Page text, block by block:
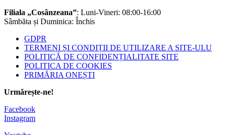
Filiala „Cosânzeana”: Luni-Vineri: 08:00-16:00
Sâmbăta și Duminica: Închis
GDPR
TERMENI ȘI CONDIȚII DE UTILIZARE A SITE-ULU
POLITICĂ DE CONFIDENȚIALITATE SITE
POLITICA DE COOKIES
PRIMĂRIA ONEȘTI
Urmărește-ne!
Facebook
Instagram